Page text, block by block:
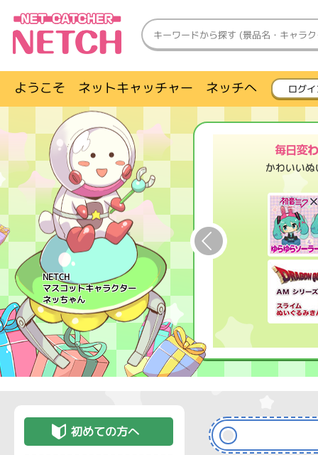
ようこそ ネットキャッチャー ネッチへ ログ
NETCH
マスコットキャラクター
ネッちゃん
初めての方へ